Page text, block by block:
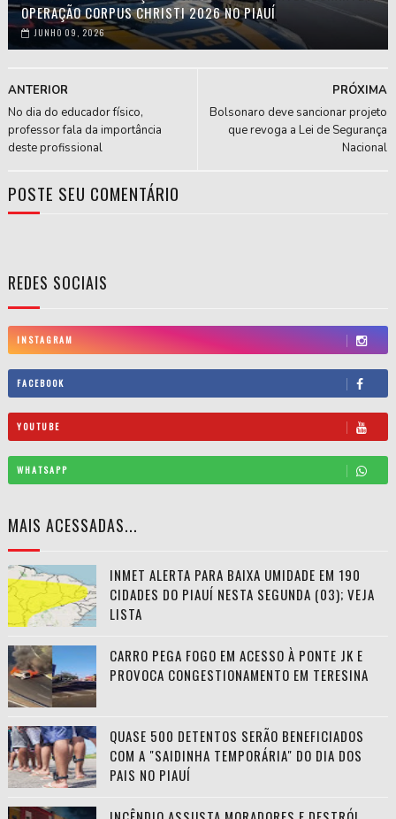
OPERAÇÃO CORPUS CHRISTI 2026 NO PIAUÍ
JUNHO 09, 2026
PRÓXIMA
Bolsonaro deve sancionar projeto
que revoga a Lei de Segurança
Nacional
ANTERIOR
No dia do educador físico,
professor fala da importância
deste profissional
POSTE SEU COMENTÁRIO
REDES SOCIAIS
INSTAGRAM
FACEBOOK
YOUTUBE
WHATSAPP
MAIS ACESSADAS...
INMET ALERTA PARA BAIXA UMIDADE EM 190
CIDADES DO PIAUÍ NESTA SEGUNDA (03); VEJA
LISTA
CARRO PEGA FOGO EM ACESSO À PONTE JK E
PROVOCA CONGESTIONAMENTO EM TERESINA
QUASE 500 DETENTOS SERÃO BENEFICIADOS
COM A "SAIDINHA TEMPORÁRIA" DO DIA DOS
PAIS NO PIAUÍ